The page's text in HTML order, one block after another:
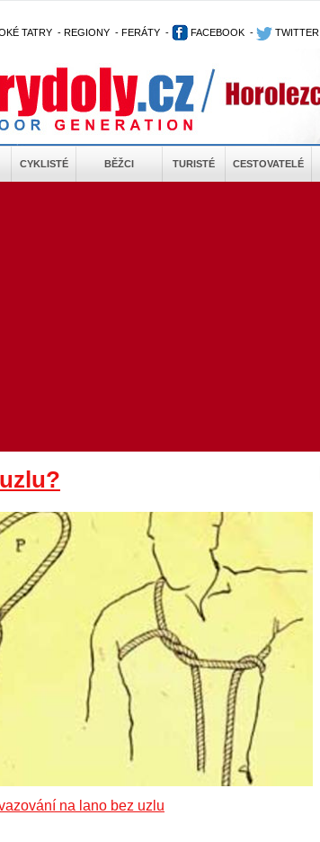
TATRY - REGIONY - FERÁTY - FACEBOOK - TWITTER
CYKLISTÉ BĚŽCI TURISTÉ CESTOVATELÉ
na lano bez uzlu